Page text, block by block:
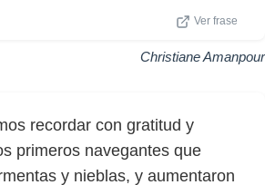
Ver frase
Christiane Amanpour
recordar con gratitud y
primeros navegantes que
y nieblas, y aumentaron